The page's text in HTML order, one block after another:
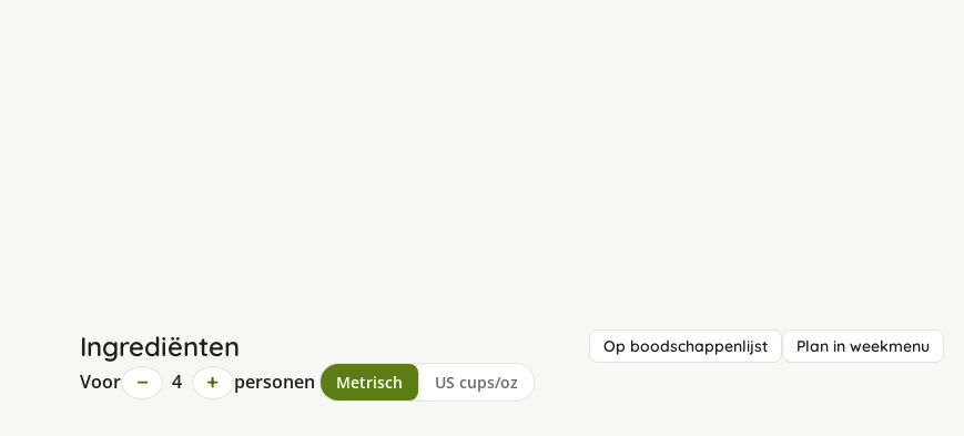
Ingrediënten Op boodschappenlijst Plan in weekmenu
Voor − 4 + personen Metrisch US cups/oz